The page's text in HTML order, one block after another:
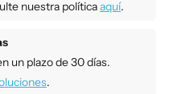
nuestra políticaaquí.
un plazo de 30 días.
.